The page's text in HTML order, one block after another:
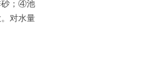
砂；④池
对水量